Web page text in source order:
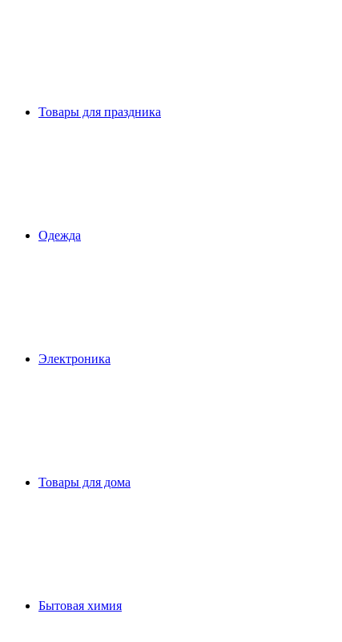
Товары для праздника
Одежда
Электроника
Товары для дома
Бытовая химия